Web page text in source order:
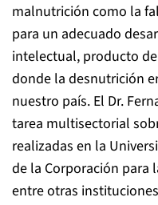
malnutrición como la
para un adecuado
intelectual, producto
donde la desnutrición
nuestro país. El Dr.
tarea multisectorial
realizadas en la
de la Corporación para
entre otras